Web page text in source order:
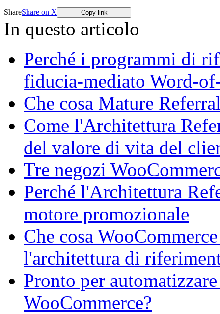
ShareShare on X Copy link
In questo articolo
Perché i programmi di
fiducia-mediato Word-
Che cosa Mature
Come l'Architettura
del valore di vita del
Tre negozi
Perché l'Architettura
motore promozionale
Che cosa
l'architettura di
Pronto per
WooCommerce?